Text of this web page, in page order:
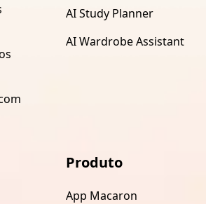
AI Study Planner
AI Wardrobe Assistant
Produto
App Macaron